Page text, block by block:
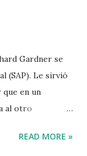
Gardner se
(SAP). Le sirvió
en un
al otro
incluso para
READ MORE »